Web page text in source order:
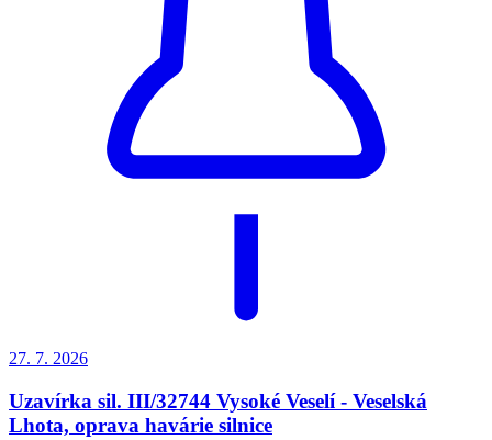
27. 7. 2026
Uzavírka sil. III/32744 Vysoké Veselí - Veselská
Lhota, oprava havárie silnice